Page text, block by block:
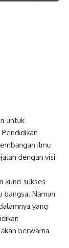
untuk
ilmu
dengan visi
kunci sukses
bangsa. Namun
yang
berwarna